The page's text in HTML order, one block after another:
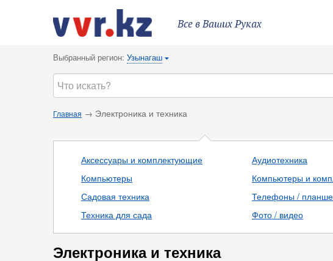
Все в Ваших Руках
Выбранный регион: Узынагаш {
Главная → Электроника и техника
Аксессуары и комплектующие
Компьютеры
Садовая техника
Техника для сада
Аудиотехника
Компьютеры и
Телефоны /
Фото / видео
Электроника и техника